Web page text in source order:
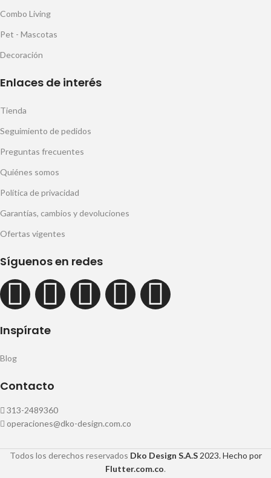
Combo Living
Pet - Mascotas
Decoración
Enlaces de interés
Tienda
Seguimiento de pedidos
Preguntas frecuentes
Quiénes somos
Política de privacidad
Garantías, cambios y devoluciones
Ofertas vigentes
Síguenos en redes
Inspírate
Blog
Contacto
313-2489360
operaciones@dko-design.com.co
Todos los derechos reservados Dko Design S.A.S2023. Hecho por
Flutter.com.co.